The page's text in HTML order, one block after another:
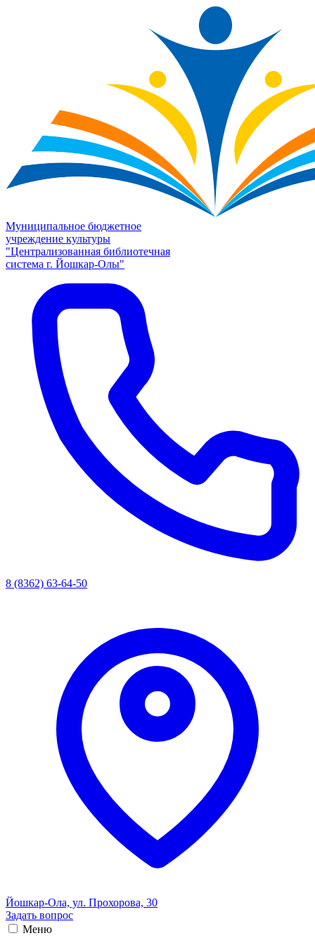
Муниципальное бюджетное
учреждение культуры
"Централизованная библиотечная
система г. Йошкар-Олы"
8 (8362) 63-64-50
Йошкар-Ола, ул. Прохорова, 30
Задать вопрос
Меню